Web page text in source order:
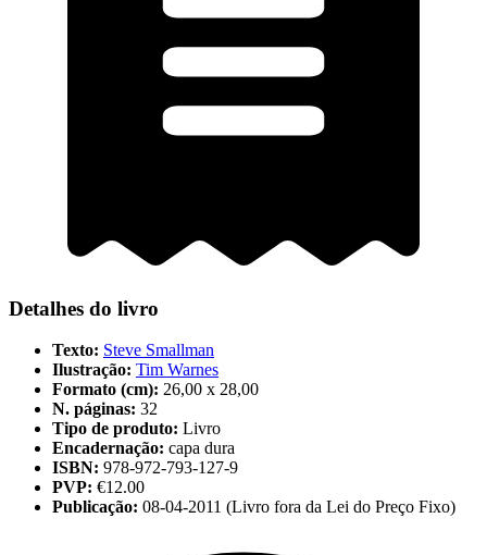
Detalhes do livro
Texto: Steve Smallman
Ilustração: Tim Warnes
Formato (cm): 26,00 x 28,00
N. páginas: 32
Tipo de produto: Livro
Encadernação: capa dura
ISBN: 978-972-793-127-9
PVP: €12.00
Publicação: 08-04-2011 (Livro fora da Lei do Preço Fixo)